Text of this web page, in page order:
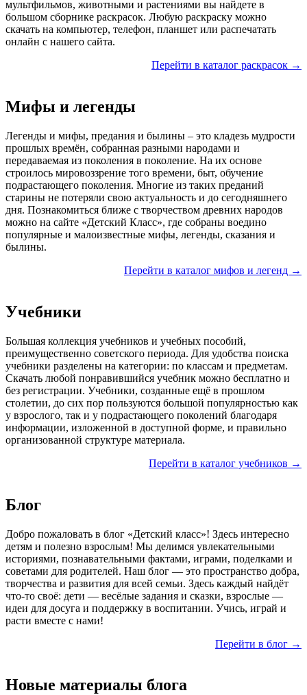
мультфильмов, животными и растениями вы найдете в
большом сборнике раскрасок. Любую раскраску можно
скачать на компьютер, телефон, планшет или распечатать
онлайн с нашего сайта.
Перейти в каталог раскрасок →
Мифы и легенды
Легенды и мифы, предания и былины – это кладезь мудрости
прошлых времён, собранная разными народами и
передаваемая из поколения в поколение. На их основе
строилось мировоззрение того времени, быт, обучение
подрастающего поколения. Многие из таких преданий
старины не потеряли свою актуальность и до сегодняшнего
дня. Познакомиться ближе с творчеством древних народов
можно на сайте «Детский Класс», где собраны воедино
популярные и малоизвестные мифы, легенды, сказания и
былины.
Перейти в каталог мифов и легенд →
Учебники
Большая коллекция учебников и учебных пособий,
преимущественно советского периода. Для удобства поиска
учебники разделены на категории: по классам и предметам.
Скачать любой понравившийся учебник можно бесплатно и
без регистрации. Учебники, созданные ещё в прошлом
столетии, до сих пор пользуются большой популярностью как
у взрослого, так и у подрастающего поколений благодаря
информации, изложенной в доступной форме, и правильно
организованной структуре материала.
Перейти в каталог учебников →
Блог
Добро пожаловать в блог «Детский класс»! Здесь интересно
детям и полезно взрослым! Мы делимся увлекательными
историями, познавательными фактами, играми, поделками и
советами для родителей. Наш блог — это пространство добра,
творчества и развития для всей семьи. Здесь каждый найдёт
что-то своё: дети — весёлые задания и сказки, взрослые —
идеи для досуга и поддержку в воспитании. Учись, играй и
расти вместе с нами!
Перейти в блог →
Новые материалы блога